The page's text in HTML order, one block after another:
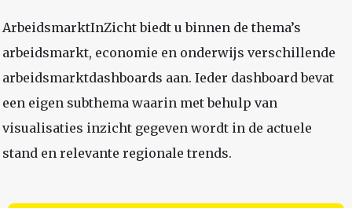
ArbeidsmarktInZicht biedt u binnen de thema’s
arbeidsmarkt, economie en onderwijs verschillende
arbeidsmarktdashboards aan. Ieder dashboard bevat
een eigen subthema waarin met behulp van
visualisaties inzicht gegeven wordt in de actuele
stand en relevante regionale trends.